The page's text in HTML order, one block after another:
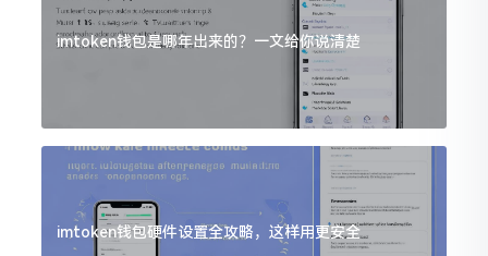
imtoken钱包是哪年出来的？一文给你说清楚
imtoken钱包硬件设置全攻略，这样用更安全